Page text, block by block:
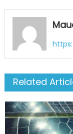
Related